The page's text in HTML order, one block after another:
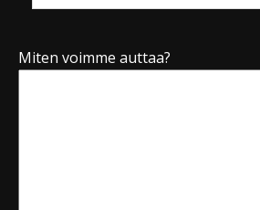
Miten voimme auttaa?